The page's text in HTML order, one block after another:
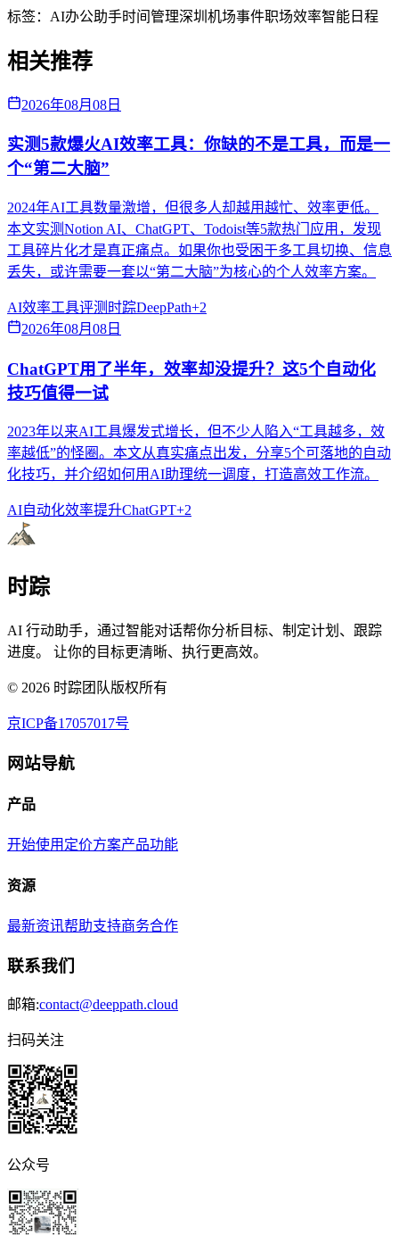
标签： AI办公助手时间管理深圳机场事件职场效率智能日程
相关推荐
2026年08月08日
实测5款爆火AI效率工具：你缺的不是工具，而是一
个“第二大脑”
2024年AI工具数量激增，但很多人却越用越忙、效率更低。
本文实测Notion AI、ChatGPT、Todoist等5款热门应用，发现
工具碎片化才是真正痛点。如果你也受困于多工具切换、信息
丢失，或许需要一套以“第二大脑”为核心的个人效率方案。
AI效率工具评测 时踪DeepPath+2
2026年08月08日
ChatGPT用了半年，效率却没提升？这5个自动化
技巧值得一试
2023年以来AI工具爆发式增长，但不少人陷入“工具越多，效
率越低”的怪圈。本文从真实痛点出发，分享5个可落地的自动
化技巧，并介绍如何用AI助理统一调度，打造高效工作流。
AI自动化效率提升ChatGPT+2
时踪
AI 行动助手，通过智能对话帮你分析目标、制定计划、跟踪
进度。 让你的目标更清晰、执行更高效。
© 2026 时踪团队版权所有
京ICP备17057017号
网站导航
产品
开始使用 定价方案产品功能
资源
最新资讯帮助支持商务合作
联系我们
邮箱:contact@deeppath.cloud
扫码关注
公众号